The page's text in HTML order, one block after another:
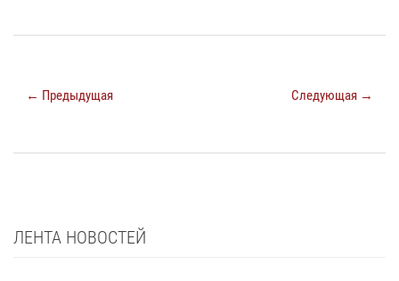
← Предыдущая Следующая →
ЛЕНТА НОВОСТЕЙ